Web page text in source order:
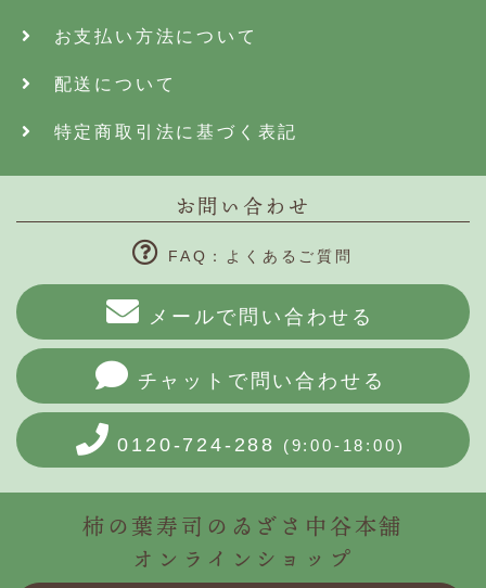
お支払い方法について
配送について
特定商取引法に基づく表記
お問い合わせ
FAQ：よくあるご質問
メールで問い合わせる
チャットで問い合わせる
0120-724-288 (9:00-18:00)
柿の葉寿司のゐざさ中谷本舗
オンラインショップ